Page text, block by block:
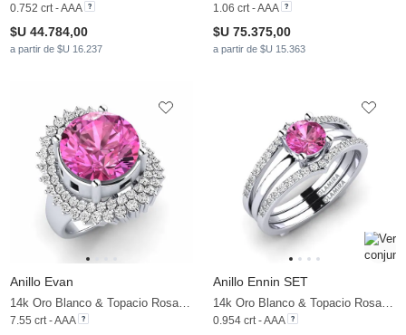
0.752 crt - AAA
$U 44.784,00
a partir de $U 16.237
1.06 crt - AAA
$U 75.375,00
a partir de $U 15.363
Anillo Evan
7.55 crt - AAA
Anillo Ennin SET
0.954 crt - AAA